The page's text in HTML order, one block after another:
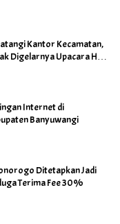
Kantor Kecamatan,
Digelarnya Upacara HUT
Internet di
Banyuwangi
Ditetapkan Jadi
Terima Fee 30%